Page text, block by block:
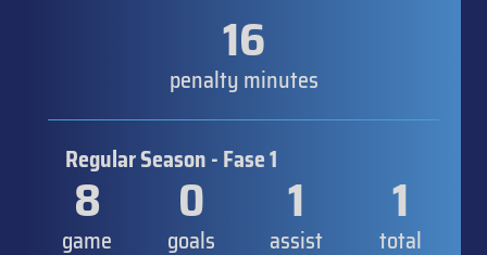
16
penalty minutes
Regular Season - Fase 1
8
game
0
goals
1
assist
1
total